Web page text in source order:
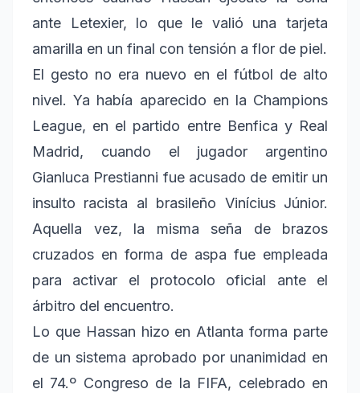
ante Letexier, lo que le valió una tarjeta
amarilla en un final con tensión a flor de piel.
El gesto no era nuevo en el fútbol de alto
nivel. Ya había aparecido en la Champions
League, en el partido entre Benfica y Real
Madrid, cuando el jugador argentino
Gianluca Prestianni fue acusado de emitir un
insulto racista al brasileño Vinícius Júnior.
Aquella vez, la misma seña de brazos
cruzados en forma de aspa fue empleada
para activar el protocolo oficial ante el
árbitro del encuentro.
Lo que Hassan hizo en Atlanta forma parte
de un sistema aprobado por unanimidad en
el 74.º Congreso de la FIFA, celebrado en